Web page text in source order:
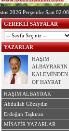
2026 Perşembe Saat 02:08
GEREKLİ SAYFALAR
YAZARLAR
HAŞİM
ALBAYRAK'IN
KALEMİNDEN
OF HAYRAT
BELGESELİ
HAŞİM ALBAYRAK
Abdullah Gözaydın
Erdoğan Taşkıran
MİSAFİR YAZARLAR